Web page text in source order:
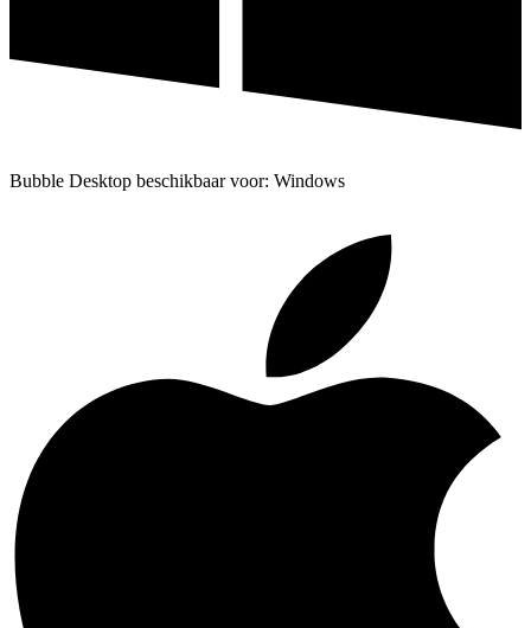
Bubble Desktop beschikbaar voor: Windows